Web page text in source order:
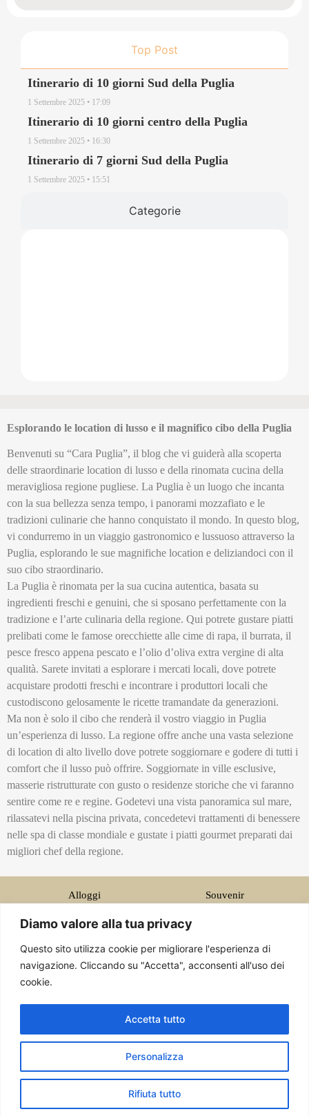
Diamo valore alla tua privacy
Questo sito utilizza cookie per migliorare l'esperienza di
navigazione. Cliccando su "Accetta", acconsenti all'uso dei
cookie.
Personalizza
Rifiuta tutto
Accetta tutto
Top Post
Categorie
Itinerario di 10 giorni Sud della Puglia
1 Settembre 2025 17:09
Itinerario di 10 giorni centro della Puglia
1 Settembre 2025 16:30
Itinerario di 7 giorni Sud della Puglia
1 Settembre 2025 15:51
Esplorando le location di lusso e il magnifico cibo della Puglia
Benvenuti su “Cara Puglia”, il blog che vi guiderà alla scoperta
delle straordinarie location di lusso e della rinomata cucina della
meravigliosa regione pugliese. La Puglia è un luogo che incanta
con la sua bellezza senza tempo, i panorami mozzafiato e le
tradizioni culinarie che hanno conquistato il mondo. In questo blog,
vi condurremo in un viaggio gastronomico e lussuoso attraverso la
Puglia, esplorando le sue magnifiche location e deliziandoci con il
suo cibo straordinario.
La Puglia è rinomata per la sua cucina autentica, basata su
ingredienti freschi e genuini, che si sposano perfettamente con la
tradizione e l’arte culinaria della regione. Qui potrete gustare piatti
prelibati come le famose orecchiette alle cime di rapa, il burrata, il
pesce fresco appena pescato e l’olio d’oliva extra vergine di alta
qualità. Sarete invitati a esplorare i mercati locali, dove potrete
acquistare prodotti freschi e incontrare i produttori locali che
custodiscono gelosamente le ricette tramandate da generazioni.
Ma non è solo il cibo che renderà il vostro viaggio in Puglia
un’esperienza di lusso. La regione offre anche una vasta selezione
di location di alto livello dove potrete soggiornare e godere di tutti i
comfort che il lusso può offrire. Soggiornate in ville esclusive,
masserie ristrutturate con gusto o residenze storiche che vi faranno
sentire come re e regine. Godetevi una vista panoramica sul mare,
rilassatevi nella piscina privata, concedetevi trattamenti di benessere
nelle spa di classe mondiale e gustate i piatti gourmet preparati dai
migliori chef della regione.
Alloggi
Recensioni
Souvenir
Storie
Chi siamo
info@carapuglia.com
© Cara Puglia